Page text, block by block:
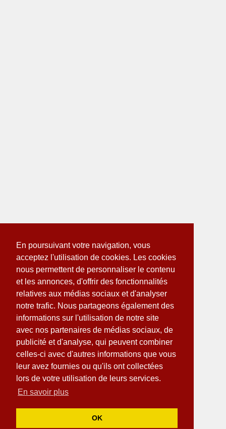
En poursuivant votre navigation, vous
acceptez l'utilisation de cookies. Les cookies
nous permettent de personnaliser le contenu
et les annonces, d'offrir des fonctionnalités
relatives aux médias sociaux et d'analyser
notre trafic. Nous partageons également des
informations sur l'utilisation de notre site
avec nos partenaires de médias sociaux, de
publicité et d'analyse, qui peuvent combiner
celles-ci avec d'autres informations que vous
leur avez fournies ou qu'ils ont collectées
lors de votre utilisation de leurs services.
En savoir plus
OK